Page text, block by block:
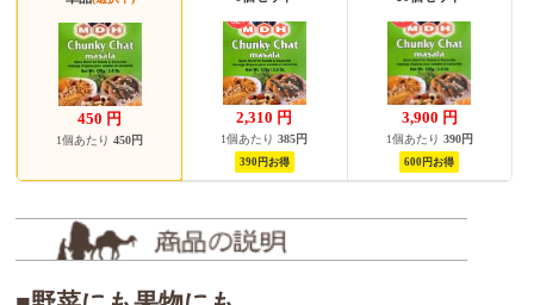
450 円
1個あたり450円
2,310 円
1個あたり385円
390円お得
3,900 円
1個あたり 390円
600円お得